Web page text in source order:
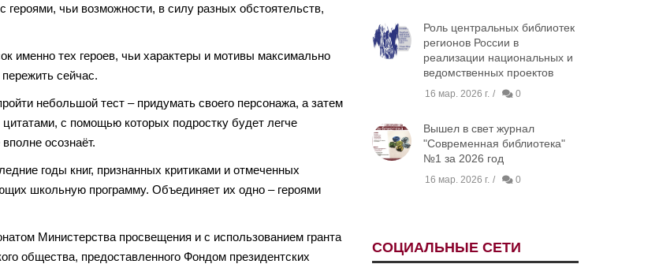
героями, чьи возможности, в силу разных обстоятельств,
именно тех героев, чьи характеры и мотивы максимально
сейчас.
небольшой тест – придумать своего персонажа, а затем
с помощью которых подростку будет легче
осознаёт.
годы книг, признанных критиками и отмеченных
школьную программу. Объединяет их одно – героями
Министерства просвещения и с использованием гранта
общества, предоставленного Фондом президентских
Роль центральных библиотек
регионов России в
реализации национальных и
ведомственных проектов
16 мар. 2026 г. 0
Вышел в свет журнал
"Современная библиотека"
№1 за 2026 год
16 мар. 2026 г. 0
СОЦИАЛЬНЫЕ СЕТИ